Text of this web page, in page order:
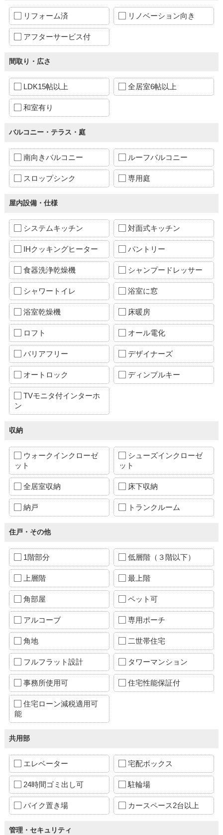
リフォーム済 リノベーション向き
アフターサービス付
間取り・広さ
LDK15帖以上 全居室6帖以上
和室有り
バルコニー・テラス・庭
南向きバルコニー ルーフバルコニー
スロップシンク 専用庭
屋内設備・仕様
システムキッチン 対面式キッチン
IHクッキングヒーター パントリー
食器洗浄乾燥機 シャンプードレッサー
シャワートイレ 浴室に窓
浴室乾燥機 床暖房
ロフト オール電化
バリアフリー デザイナーズ
オートロック ディンプルキー
TVモニタ付インターホ
ン
収納
ウォークインクローゼ
ット
シューズインクローゼ
ット
全居室収納 床下収納
納戸 トランクルーム
住戸・その他
1階部分 低層階（３階以下）
上層階 最上階
角部屋 ペット可
アルコーブ 専用ポーチ
角地 二世帯住宅
フルフラット設計 タワーマンション
事務所使用可 住宅性能保証付
住宅ローン減税適用可
能
共用部
エレベーター 宅配ボックス
24時間ゴミ出し可 駐輪場
バイク置き場 カースペース2台以上
管理・セキュリティ